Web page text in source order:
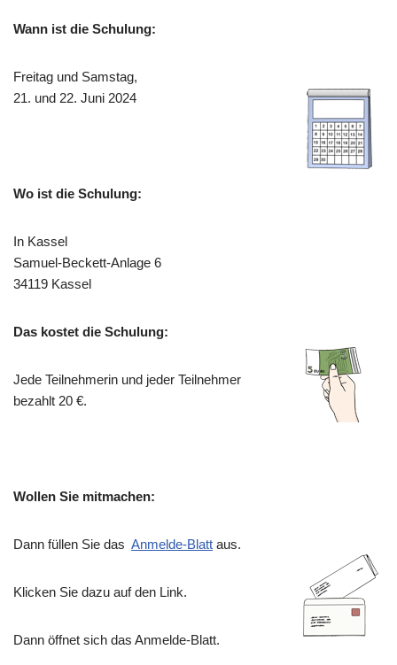
Wann ist die Schulung:
Freitag und Samstag,
21. und 22. Juni 2024
Wo ist die Schulung:
In Kassel
Samuel-Beckett-Anlage 6
34119 Kassel
Das kostet die Schulung:
Jede Teilnehmerin und jeder Teilnehmer
bezahlt 20 €.
Wollen Sie mitmachen:
Dann füllen Sie das Anmelde-Blatt aus.
Klicken Sie dazu auf den Link.
Dann öffnet sich das Anmelde-Blatt.